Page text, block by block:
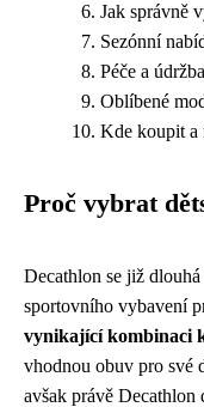
Jak správně
Sezónní
Péče a
Oblíbené
Kde koupit a
Proč vybrat
Decathlon se již
sportovního vybavení
vynikající kombinaci
vhodnou obuv pro své
avšak právě